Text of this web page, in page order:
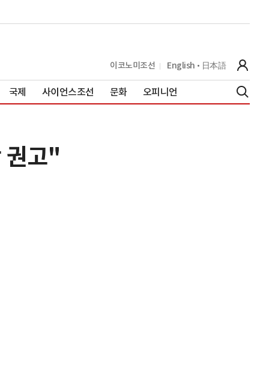
이코노미조선 English 日本語
국제 사이언스조선 문화 오피니언
권고"